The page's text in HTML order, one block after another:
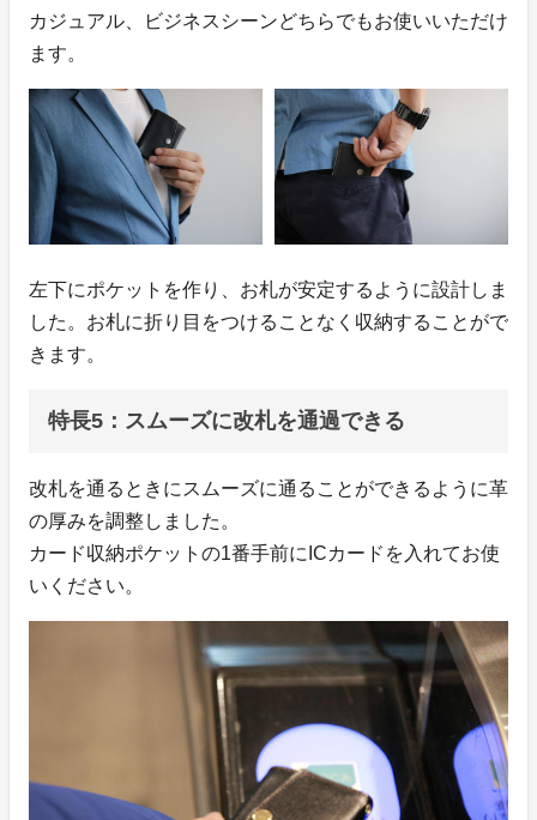
カジュアル、ビジネスシーンどちらでもお使いいただけ
ます。
左下にポケットを作り、お札が安定するように設計しま
した。お札に折り目をつけることなく収納することがで
きます。
特長5：スムーズに改札を通過できる
改札を通るときにスムーズに通ることができるように革
の厚みを調整しました。
カード収納ポケットの1番手前にICカードを入れてお使
いください。